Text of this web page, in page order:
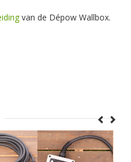
van de Dépow Wallbox.